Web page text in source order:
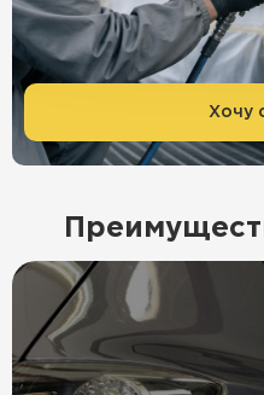
Хочу